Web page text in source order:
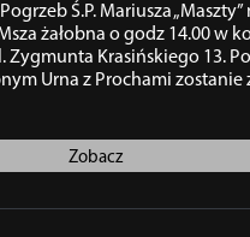
Pogrzeb Ś.P. Mariusza
żałobna o godz 14.00 w
Zygmunta Krasińskiego 13. Po
Urna z Prochami zostanie
Zobacz